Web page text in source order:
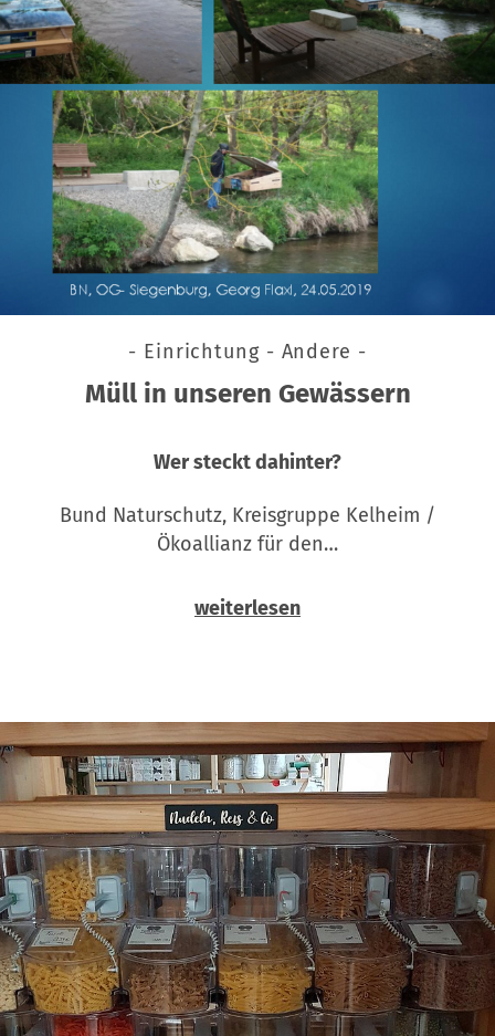
- Einrichtung - Andere -
Müll in unseren Gewässern
Wer steckt dahinter?
Bund Naturschutz, Kreisgruppe Kelheim /
Ökoallianz für den…
weiterlesen